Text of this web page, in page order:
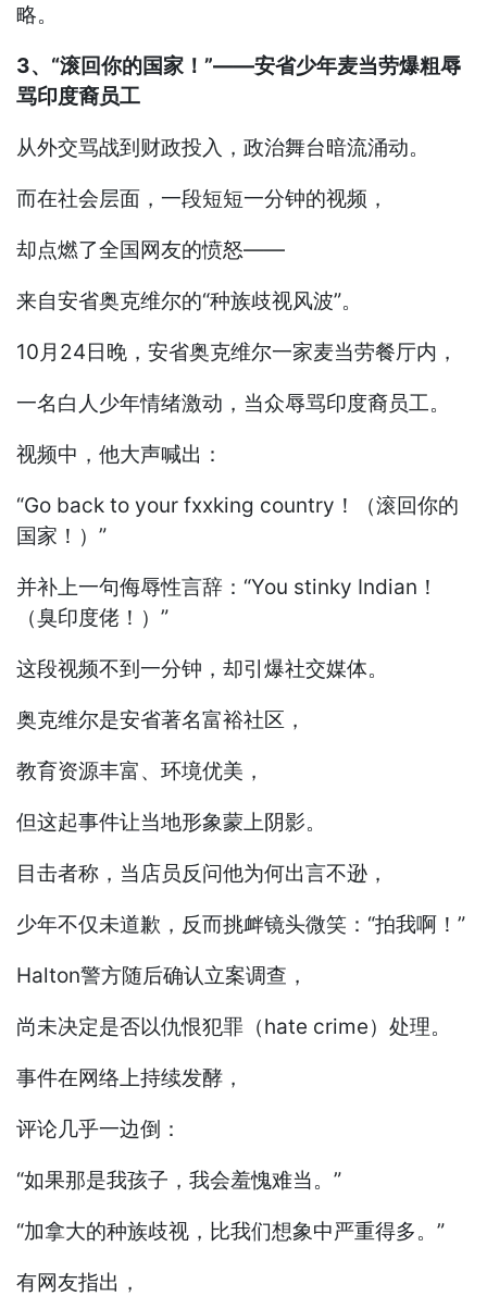
略。
3、“滚回你的国家！”——安省少年麦当劳爆粗辱
骂印度裔员工
从外交骂战到财政投入，政治舞台暗流涌动。
而在社会层面，一段短短一分钟的视频，
却点燃了全国网友的愤怒——
来自安省奥克维尔的“种族歧视风波”。
10月24日晚，安省奥克维尔一家麦当劳餐厅内，
一名白人少年情绪激动，当众辱骂印度裔员工。
视频中，他大声喊出：
“Go back to your fxxking country！（滚回你的
国家！）”
并补上一句侮辱性言辞：“You stinky Indian！
（臭印度佬！）”
这段视频不到一分钟，却引爆社交媒体。
奥克维尔是安省著名富裕社区，
教育资源丰富、环境优美，
但这起事件让当地形象蒙上阴影。
目击者称，当店员反问他为何出言不逊，
少年不仅未道歉，反而挑衅镜头微笑：“拍我啊！”
Halton警方随后确认立案调查，
尚未决定是否以仇恨犯罪（hate crime）处理。
事件在网络上持续发酵，
评论几乎一边倒：
“如果那是我孩子，我会羞愧难当。”
“加拿大的种族歧视，比我们想象中严重得多。”
有网友指出，